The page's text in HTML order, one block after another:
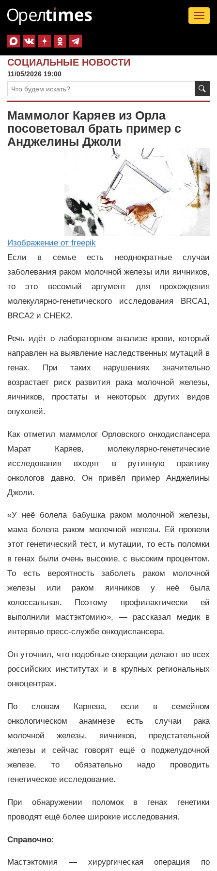
СОЦИАЛЬНЫЕ НОВОСТИ
11/05/2026 19:00
Маммолог Каряев из Орла
посоветовал брать пример с
Анджелины Джоли
Изображение от freepik
Если в семье есть неоднократные случаи
заболевания раком молочной железы или яичников,
то это весомый аргумент для прохождения
молекулярно-генетического исследования BRCA1,
BRCA2 и CHEK2.
Речь идёт о лабораторном анализе крови, который
направлен на выявление наследственных мутаций в
генах. При таких нарушениях значительно
возрастает риск развития рака молочной железы,
яичников, простаты и некоторых других видов
опухолей.
Как отметил маммолог Орловского онкодиспансера
Марат Каряев, молекулярно-генетические
исследования входят в рутинную практику
онкологов давно. Он привёл пример Анджелины
Джоли.
«У неё болела бабушка раком молочной железы,
мама болела раком молочной железы. Ей провели
этот генетический тест, и мутации, то есть поломки
в генах были очень высокие, с высоким процентом.
То есть вероятность заболеть раком молочной
железы или раком яичников у неё была
колоссальная. Поэтому профилактически ей
выполнили мастэктомию», — рассказал медик в
интервью пресс-службе онкодиспансера.
Он уточнил, что подобные операции делают во всех
российских институтах и в крупных региональных
онкоцентрах.
По словам Каряева, если в семейном
онкологическом анамнезе есть случаи рака
молочной железы, яичников, предстательной
железы и сейчас говорят ещё о поджелудочной
железе, то обязательно надо проводить
генетическое исследование.
При обнаружении поломок в генах генетики
проводят ещё более широкие исследования.
Справочно:
Мастэктомия — хирургическая операция по